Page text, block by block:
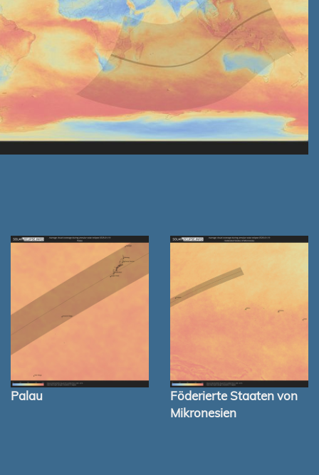
Palau
Föderierte Staaten von
Mikronesien